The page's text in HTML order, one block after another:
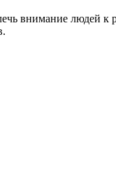
внимание людей к